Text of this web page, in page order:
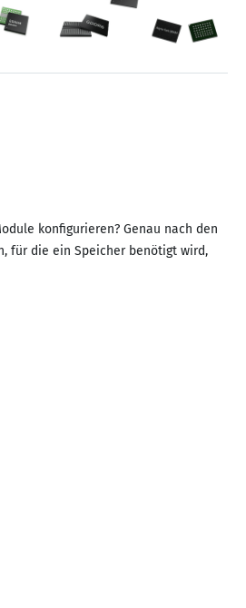
konfigurieren? Genau nach den
für die ein Speicher benötigt wird,